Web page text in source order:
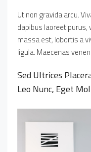
Ut non gravida arcu.
dapibus laoreet
massa est, lobortis a
ligula. Maecenas
Sed Ultrices
Leo Nunc, Eget